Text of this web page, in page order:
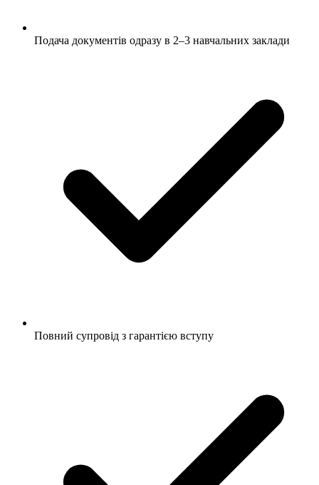
Подача документів одразу в 2–3 навчальних заклади
Повний супровід з гарантією вступу